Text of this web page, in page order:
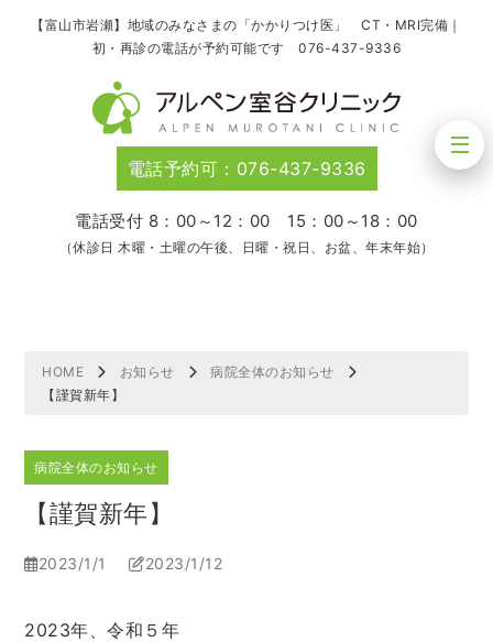
【富山市岩瀬】地域のみなさまの「かかりつけ医」 CT・MRI完備｜
初・再診の電話が予約可能です 076-437-9336
電話予約可：076-437-9336
電話受付 8：00～12：00 15：00～18：00
（休診日 木曜・土曜の午後、日曜・祝日、お盆、年末年始）
HOME お知らせ
病院全体のお知らせ
【謹賀新年】
病院全体のお知らせ
【謹賀新年】
2023/1/1 2023/1/12
2023年、令和５年